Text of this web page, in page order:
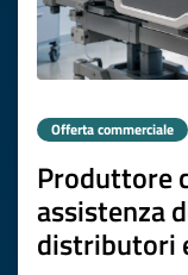
Offerta commerciale
Produttore
assistenza
distributori